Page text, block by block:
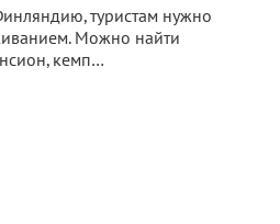
туристам нужно
Можно найти
кемп…